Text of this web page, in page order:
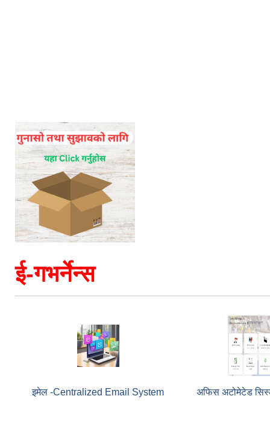
ई-गभर्नेन्स
इमेल -Centralized Email System अफिस अटोमेटेड